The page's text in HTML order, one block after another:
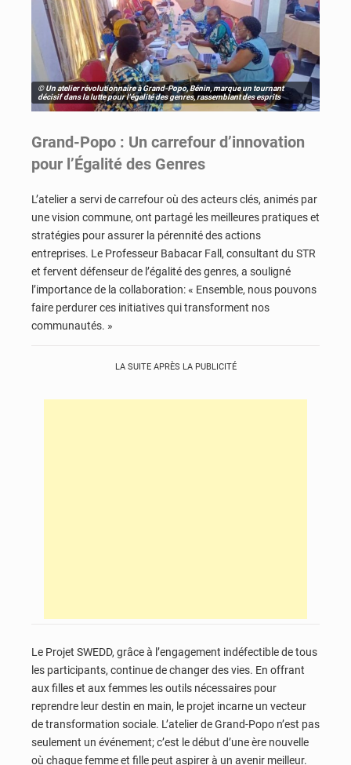
© Un atelier révolutionnaire à Grand-Popo, Bénin, marque un tournant
décisif dans la lutte pour l'égalité des genres, rassemblant des esprits
Grand-Popo : Un carrefour d’innovation
pour l’Égalité des Genres
L’atelier a servi de carrefour où des acteurs clés, animés par
une vision commune, ont partagé les meilleures pratiques et
stratégies pour assurer la pérennité des actions
entreprises. Le Professeur Babacar Fall, consultant du STR
et fervent défenseur de l’égalité des genres, a souligné
l’importance de la collaboration: « Ensemble, nous pouvons
faire perdurer ces initiatives qui transforment nos
communautés. »
LA SUITE APRÈS LA PUBLICITÉ
Le Projet SWEDD, grâce à l’engagement indéfectible de tous
les participants, continue de changer des vies. En offrant
aux filles et aux femmes les outils nécessaires pour
reprendre leur destin en main, le projet incarne un vecteur
de transformation sociale. L’atelier de Grand-Popo n’est pas
seulement un événement; c’est le début d’une ère nouvelle
où chaque femme et fille peut aspirer à un avenir meilleur.